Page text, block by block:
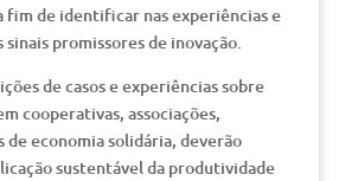
fim de identificar nas experiências e
promissores de inovação.
de casos e experiências sobre
cooperativas, associações,
economia solidária, deverão
sustentável da produtividade